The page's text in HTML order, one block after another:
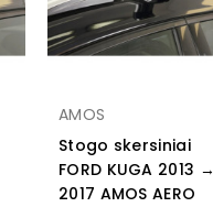
AMOS
Stogo skersiniai
FORD KUGA 2013 →
2017 AMOS AERO